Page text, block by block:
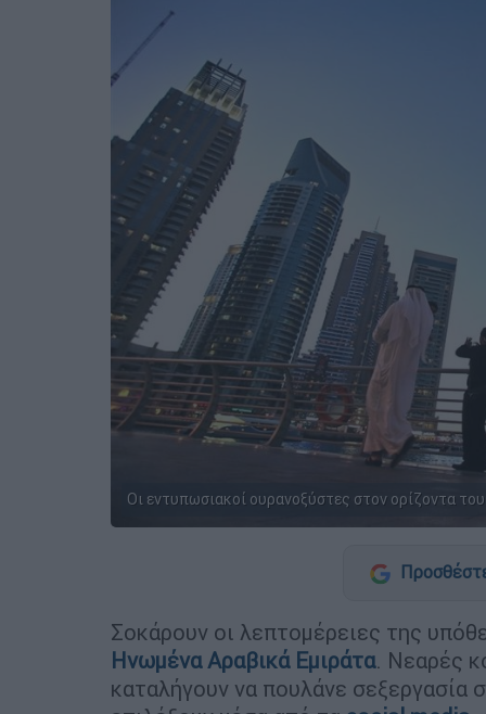
Οι εντυπωσιακοί ουρανοξύστες στον ορίζοντα
Σοκάρουν οι λεπτομέρειες της
Ηνωμένα Αραβικά Εμιράτα. Νεαρές
καταλήγουν να πουλάνε σεξεργασία